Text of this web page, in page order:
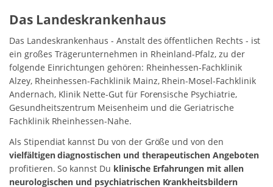
Das Landeskrankenhaus
Das Landeskrankenhaus - Anstalt des öffentlichen Rechts - ist
ein großes Trägerunternehmen in Rheinland-Pfalz, zu der
folgende Einrichtungen gehören: Rheinhessen-Fachklinik
Alzey, Rheinhessen-Fachklinik Mainz, Rhein-Mosel-Fachklinik
Andernach, Klinik Nette-Gut für Forensische Psychiatrie,
Gesundheitszentrum Meisenheim und die Geriatrische
Fachklinik Rheinhessen-Nahe.
Als Stipendiat kannst Du von der Größe und von den
vielfältigen diagnostischen und therapeutischen Angeboten
profitieren. So kannst Du klinische Erfahrungen mit allen
neurologischen und psychiatrischen Krankheitsbildern